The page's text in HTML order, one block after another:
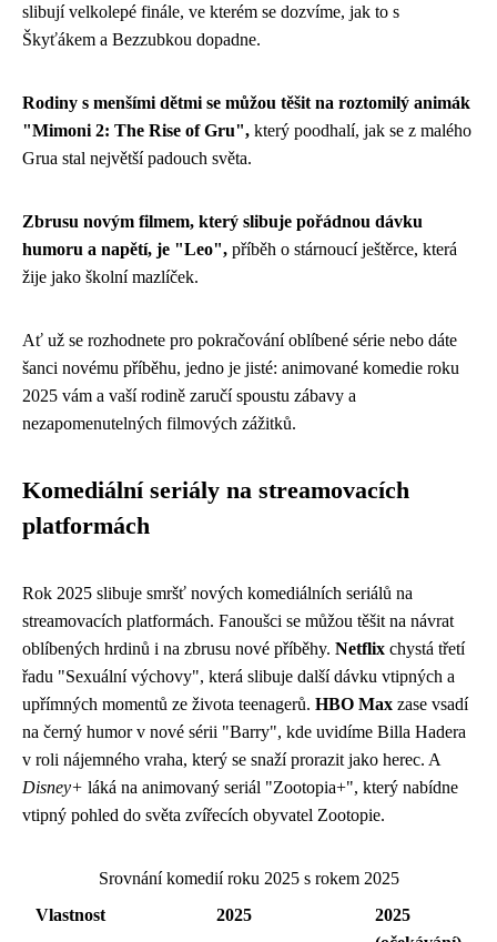
slibují velkolepé finále, ve kterém se dozvíme, jak to s
Škyťákem a Bezzubkou dopadne.
Rodiny s menšími dětmi se můžou těšit na roztomilý animák
"Mimoni 2: The Rise of Gru", který poodhalí, jak se z malého
Grua stal největší padouch světa.
Zbrusu novým filmem, který slibuje pořádnou dávku
humoru a napětí, je "Leo", příběh o stárnoucí ještěrce, která
žije jako školní mazlíček.
Ať už se rozhodnete pro pokračování oblíbené série nebo dáte
šanci novému příběhu, jedno je jisté: animované komedie roku
2025 vám a vaší rodině zaručí spoustu zábavy a
nezapomenutelných filmových zážitků.
Komediální seriály na streamovacích
platformách
Rok 2025 slibuje smršť nových komediálních seriálů na
streamovacích platformách. Fanoušci se můžou těšit na návrat
oblíbených hrdinů i na zbrusu nové příběhy. Netflix chystá třetí
řadu "Sexuální výchovy", která slibuje další dávku vtipných a
upřímných momentů ze života teenagerů. HBO Max zase vsadí
na černý humor v nové sérii "Barry", kde uvidíme Billa Hadera
v roli nájemného vraha, který se snaží prorazit jako herec. A
Disney+ láká na animovaný seriál "Zootopia+", který nabídne
vtipný pohled do světa zvířecích obyvatel Zootopie.
Srovnání komedií roku 2025 s rokem 2025
Vlastnost
2025
2025